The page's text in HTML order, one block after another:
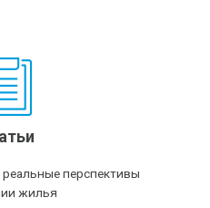
перспективы
жилья